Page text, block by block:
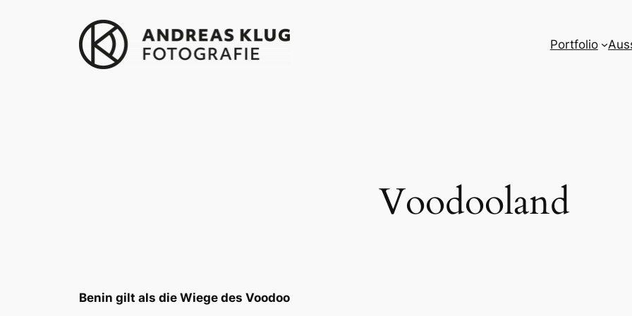
Portfolio
Voodooland
Benin gilt als die Wiege des Voodoo